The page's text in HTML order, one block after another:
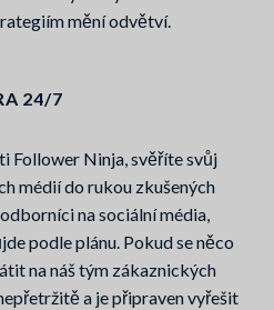
mění odvětví.
24/7
Follower Ninja, svěříte svůj
médií do rukou zkušených
na sociální média,
podle plánu. Pokud se něco
na náš tým zákaznických
a je připraven vyřešit